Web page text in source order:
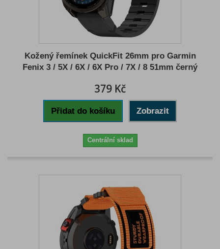
Kožený řemínek QuickFit 26mm pro Garmin
Fenix 3 / 5X / 6X / 6X Pro / 7X / 8 51mm černý
379 Kč
Přidat do košíku Zobrazit
Centrální sklad